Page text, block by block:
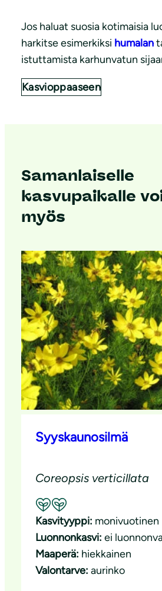
Jos haluat suosia kotimaisia
harkitse esimerkiksi humalan
istuttamista karhunvatun
Kasvioppaaseen
Samanlaiselle
kasvupaikalle
myös
Syyskaunosilmä
Coreopsis verticillata
Suositeltavuus: Hyvä
Kasvityyppi: monivuotinen
Luonnonkasvi: ei
Maaperä: hiekkainen
Valontarve: aurinko